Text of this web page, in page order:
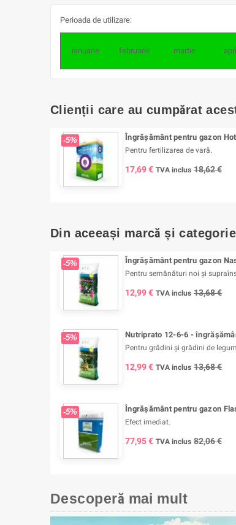
Perioada de utilizare:
ianuarie februarie martie
Clienții care au cumpărat
-5% Îngrășământ pentru gazon
Pentru fertilizarea de vară.
17,69 € TVA inclus 18,62 €
Din aceeași marcă și categorie
-5% Îngrășământ pentru gazon
Pentru semănături noi și
12,99 € TVA inclus 13,68 €
-5% Nutriprato 12-6-6 -
Pentru grădini și grădini de
12,99 € TVA inclus 13,68 €
-5% Îngrășământ pentru gazon
Efect imediat.
77,95 € TVA inclus 82,06 €
Descoperă mai mult